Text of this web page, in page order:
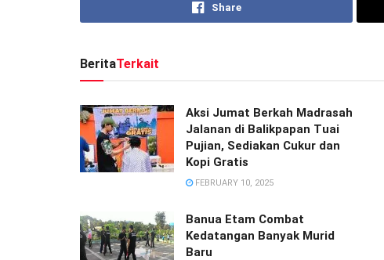
Share
BeritaTerkait
Aksi Jumat Berkah Madrasah
Jalanan di Balikpapan Tuai
Pujian, Sediakan Cukur dan
Kopi Gratis
FEBRUARY 10, 2025
Banua Etam Combat
Kedatangan Banyak Murid
Baru